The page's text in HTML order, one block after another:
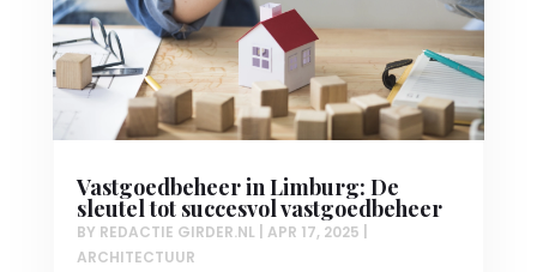
Vastgoedbeheer in Limburg: De
sleutel tot succesvol vastgoedbeheer
BY REDACTIE GIRDER.NL| APR 17, 2025
ARCHITECTUUR